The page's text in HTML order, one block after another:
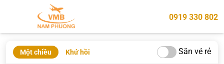
0919 330 802
Một chiều Khứ hồi Săn vé rẻ